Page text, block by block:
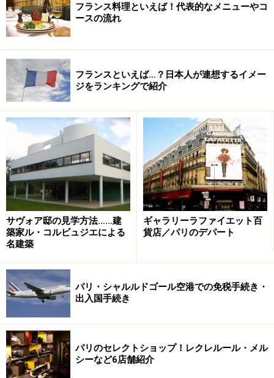
フランス料理といえば！代表的なメニューやコ
ースの流れ
フランスといえば…？日本人が連想するイメー
ジをランキングで紹介
サヴォア邸の見学方法……建
築家ル・コルビュジエによる
名建築
ギャラリーラファイエット百
貨店／パリのデパート
パリ・シャルルドゴール空港での免税手続き・
出入国手続き
パリのセレクトショップ！レクレルール・メル
シーなど6店舗紹介